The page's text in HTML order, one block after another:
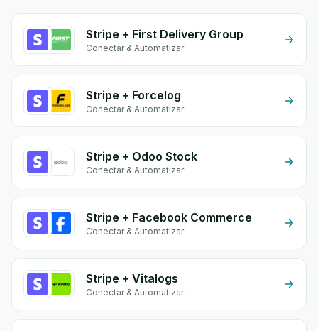
Stripe + First Delivery Group
Conectar & Automatizar
Stripe + Forcelog
Conectar & Automatizar
Stripe + Odoo Stock
Conectar & Automatizar
Stripe + Facebook Commerce
Conectar & Automatizar
Stripe + Vitalogs
Conectar & Automatizar